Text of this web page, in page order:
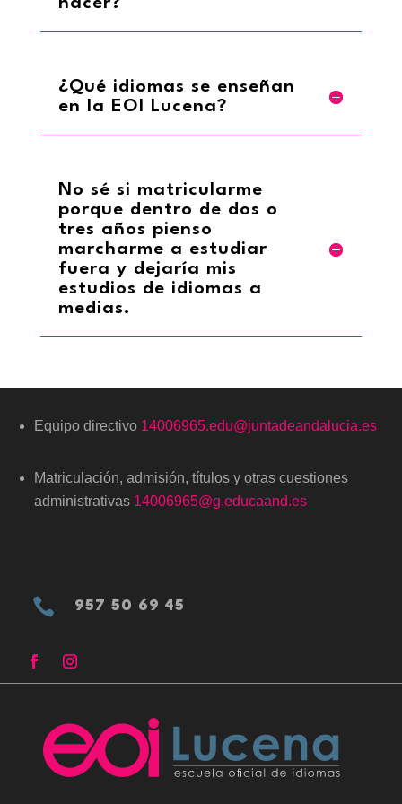
¿Qué idiomas se enseñan
en la EOI Lucena?
No sé si matricularme
porque dentro de dos o
tres años pienso
marcharme a estudiar
fuera y dejaría mis
estudios de idiomas a
medias.
Equipo directivo 14006965.edu@juntadeandalucia.es
Matriculación, admisión, títulos y otras cuestiones
administrativas 14006965@g.educaand.es
 957 50 69 45